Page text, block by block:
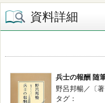
資料詳細
兵士の報酬 随
野呂邦暢／〔
タグ